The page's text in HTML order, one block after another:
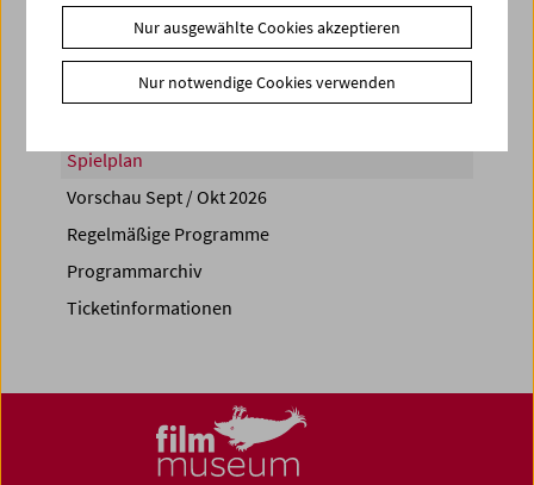
Share on
Spielplan
Vorschau Sept / Okt 2026
Regelmäßige Programme
Programmarchiv
Ticketinformationen
Nur ausgewählte Cookies akzeptieren
Nur notwendige Cookies verwenden